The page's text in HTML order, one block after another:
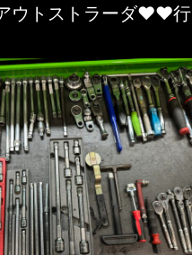
ウトストラーダ❤️❤️